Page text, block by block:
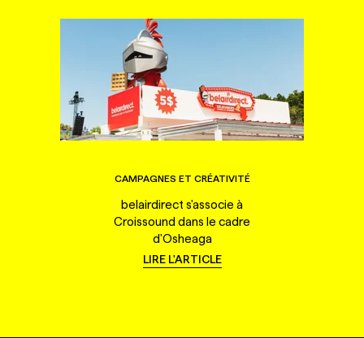
CAMPAGNES ET CRÉATIVITÉ
belairdirect s'associe à
Croissound dans le cadre
d'Osheaga
LIRE L'ARTICLE